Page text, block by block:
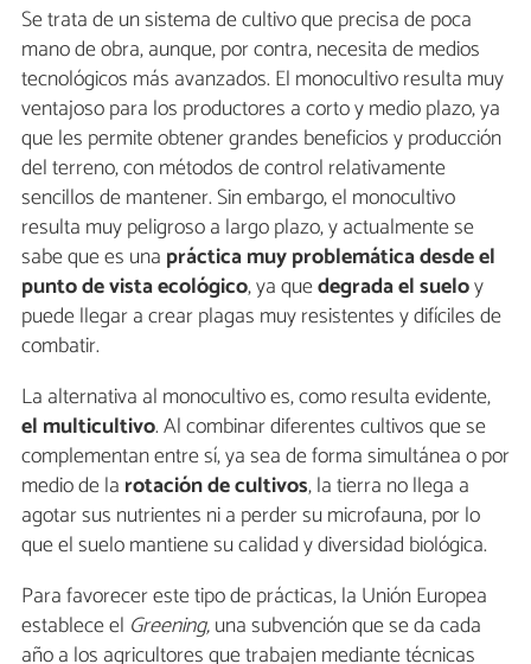
Se trata de un sistema de cultivo que precisa de poca
mano de obra, aunque, por contra, necesita de medios
tecnológicos más avanzados. El monocultivo resulta muy
ventajoso para los productores a corto y medio plazo, ya
que les permite obtener grandes beneficios y producción
del terreno, con métodos de control relativamente
sencillos de mantener. Sin embargo, el monocultivo
resulta muy peligroso a largo plazo, y actualmente se
sabe que es una práctica muy problemática desde el
punto de vista ecológico, ya quedegrada el sueloy
puede llegar a crear plagas muy resistentes y difíciles de
combatir.
La alternativa al monocultivo es, como resulta evidente,
el multicultivo. Al combinar diferentes cultivos que se
complementan entre sí, ya sea de forma simultánea o por
medio de la rotación de cultivos, la tierra no llega a
agotar sus nutrientes ni a perder su microfauna, por lo
que el suelo mantiene su calidad y diversidad biológica.
Para favorecer este tipo de prácticas, la Unión Europea
establece el Greening,una subvención que se da cada
año a los agricultores que trabajen mediante técnicas